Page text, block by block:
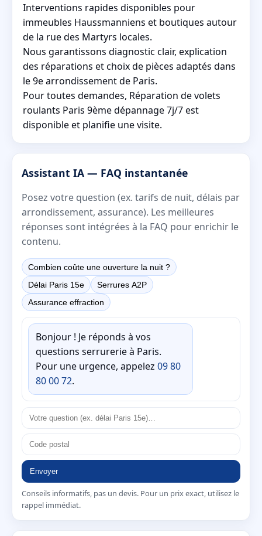
Interventions rapides disponibles pour
immeubles Haussmanniens et boutiques autour
de la rue des Martyrs locales.
Nous garantissons diagnostic clair, explication
des réparations et choix de pièces adaptés dans
le 9e arrondissement de Paris.
Pour toutes demandes, Réparation de volets
roulants Paris 9ème dépannage 7j/7 est
disponible et planifie une visite.
Assistant IA — FAQ instantanée
Posez votre question (ex. tarifs de nuit, délais par
arrondissement, assurance). Les meilleures
réponses sont intégrées à la FAQ pour enrichir le
contenu.
Combien coûte une ouverture la nuit ?
Délai Paris 15e
Serrures A2P
Assurance effraction
Bonjour ! Je réponds à vos
questions serrurerie à Paris.
Pour une urgence, appelez 09 80
80 00 72.
Envoyer
Conseils informatifs, pas un devis. Pour un prix exact, utilisez le
rappel immédiat.